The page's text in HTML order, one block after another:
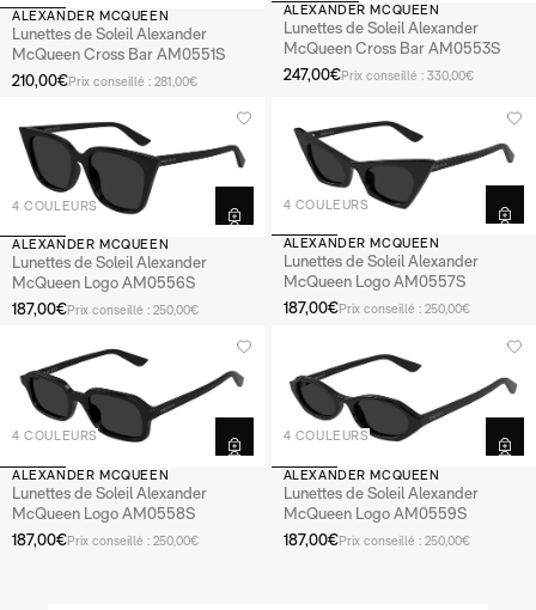
ALEXANDER MCQUEEN
Lunettes de Soleil Alexander
McQueen Cross Bar AM0551S
210,00€Prix conseillé : 281,00€
ALEXANDER MCQUEEN
Lunettes de Soleil Alexander
McQueen Cross Bar AM0553S
247,00€Prix conseillé : 330,00€
4 COULEURS
ALEXANDER MCQUEEN
Lunettes de Soleil Alexander
McQueen Logo AM0556S
187,00€Prix conseillé : 250,00€
4 COULEURS
ALEXANDER MCQUEEN
Lunettes de Soleil Alexander
McQueen Logo AM0557S
187,00€Prix conseillé : 250,00€
4 COULEURS
ALEXANDER MCQUEEN
Lunettes de Soleil Alexander
McQueen Logo AM0558S
187,00€Prix conseillé : 250,00€
4 COULEURS
ALEXANDER MCQUEEN
Lunettes de Soleil Alexander
McQueen Logo AM0559S
187,00€Prix conseillé : 250,00€